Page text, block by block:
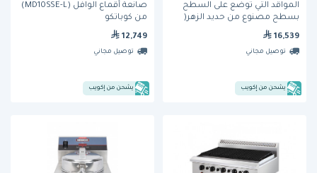
المواقد التي تُوضع على السطح
بسطح مصنوع من حديد الزهر(
IHPA 4-24E)من امبريال
16,539
توصيل مجاني
يشحن من إكويب
صانعة أقماع الوافل (MD10SSE-L)
من كوباتكو
12,749
توصيل مجاني
يشحن من إكويب